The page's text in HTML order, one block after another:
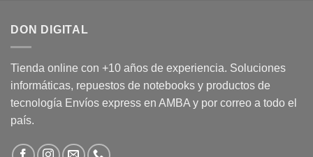
DON DIGITAL
Tienda online con +10 años de experiencia. Soluciones
informáticas, repuestos de notebooks y productos de
tecnología Envíos express en AMBA y por correo a todo el
país.